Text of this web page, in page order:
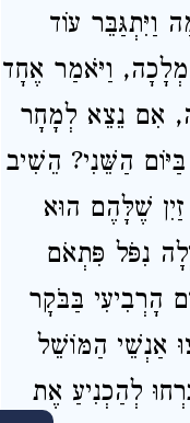
וַיִּתְגַּבֵּר עוֹד
וַיֹּאמַר אֶחָד
אִם נֵצֵא לְמָחָר
הַשֵּׁנִי? הֵשִׁיב
שֶׁלָּהֶם הוּא
נִפֹּל פִּתְאֹם
הָרְבִיעִי בַּבֹּקָר
אַנְשֵׁי הַמּוֹשֵׁל
לְהַכְנִיעַ אֶת